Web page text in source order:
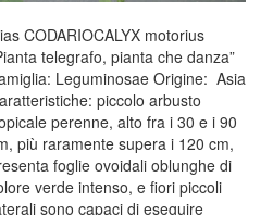
CODARIOCALYX motorius
telegrafo, pianta che danza”
Leguminosae Origine: Asia
piccolo arbusto
perenne, alto fra i 30 e i 90
più raramente supera i 120 cm,
foglie ovoidali oblunghe di
verde intenso, e fiori piccoli
sono capaci di eseguire